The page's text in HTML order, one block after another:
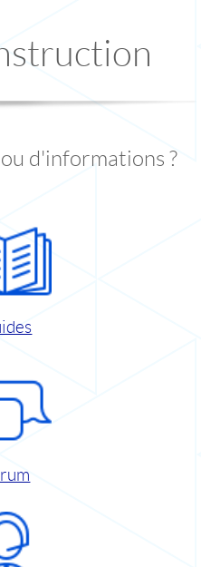
d'informations ?